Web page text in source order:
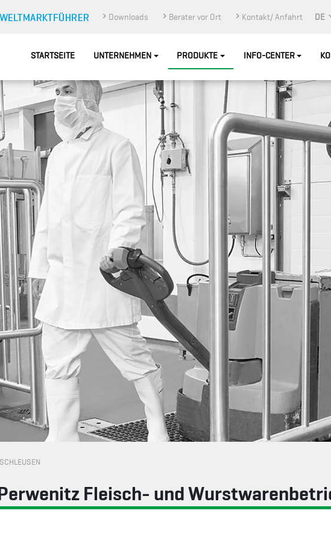
Downloads Berater vor Ort Kontakt/ Anfahrt DE
STARTSEITE UNTERNEHMEN PRODUKTE INFO-CENTER
Fleisch- und